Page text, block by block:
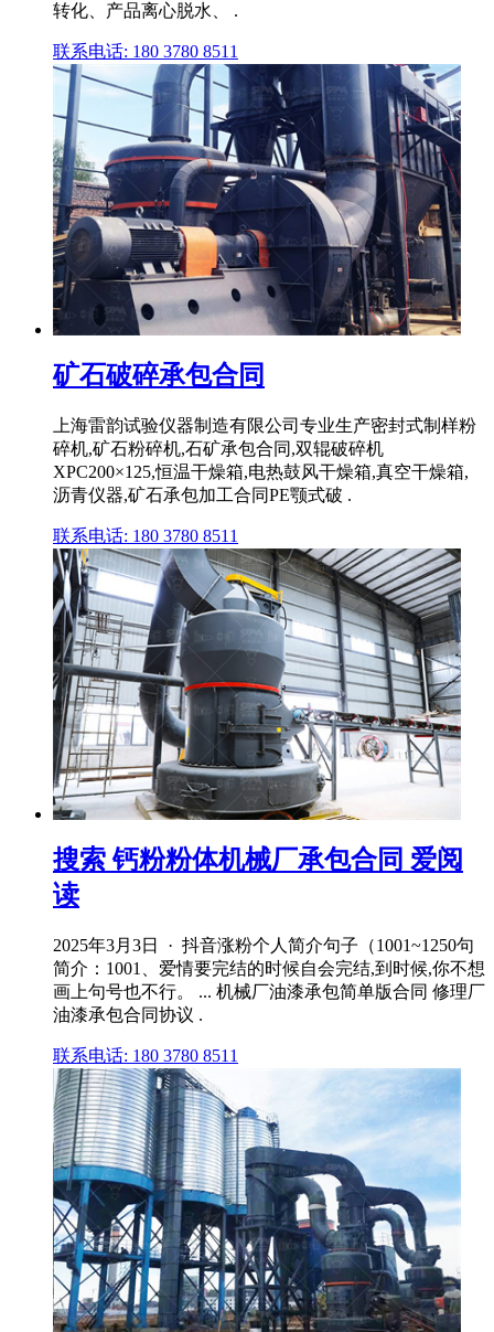
转化、产品离心脱水、 .
联系电话: 180 3780 8511
矿石破碎承包合同
上海雷韵试验仪器制造有限公司专业生产密封式制样粉
碎机,矿石粉碎机,石矿承包合同,双辊破碎机
XPC200×125,恒温干燥箱,电热鼓风干燥箱,真空干燥箱,
沥青仪器,矿石承包加工合同PE颚式破 .
联系电话: 180 3780 8511
搜索 钙粉粉体机械厂承包合同 爱阅
读
2025年3月3日 · 抖音涨粉个人简介句子（1001~1250句
简介：1001、爱情要完结的时候自会完结,到时候,你不想
画上句号也不行。 ... 机械厂油漆承包简单版合同 修理厂
油漆承包合同协议 .
联系电话: 180 3780 8511